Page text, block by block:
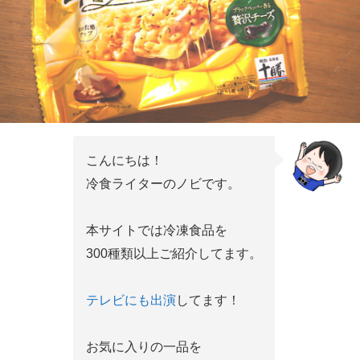
こんにちは！
冷食ライターのノビです。
本サイトでは冷凍食品を
300種類以上ご紹介してます。
テレビにも出演してます！
お気に入りの一品を